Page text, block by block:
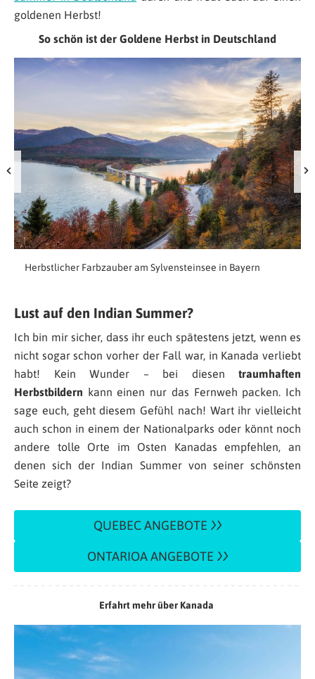
goldenen Herbst!
So schön ist der Goldene Herbst in Deutschland
Herbstlicher Farbzauber am Sylvensteinsee in Bayern
Lust auf den Indian Summer?
Ich bin mir sicher, dass ihr euch spätestens jetzt, wenn es
nicht sogar schon vorher der Fall war, in Kanada verliebt
habt! Kein Wunder – bei diesen traumhaften
Herbstbildern kann einen nur das Fernweh packen. Ich
sage euch, geht diesem Gefühl nach! Wart ihr vielleicht
auch schon in einem der Nationalparks oder könnt noch
andere tolle Orte im Osten Kanadas empfehlen, an
denen sich der Indian Summer von seiner schönsten
Seite zeigt?
QUEBEC ANGEBOTE
ONTARIOA ANGEBOTE
Erfahrt mehr über Kanada